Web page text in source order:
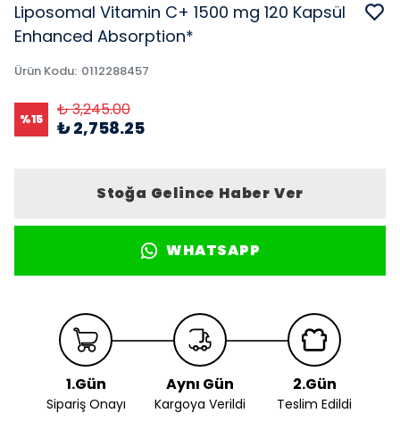
Liposomal Vitamin C+ 1500 mg 120 Kapsül
Enhanced Absorption*
Ürün Kodu: 0112288457
%15 ₺ 3,245.00
₺ 2,758.25
Stoğa Gelince Haber Ver
WHATSAPP
1.Gün
Sipariş Onayı
Aynı Gün
Kargoya Verildi
2.Gün
Teslim Edildi